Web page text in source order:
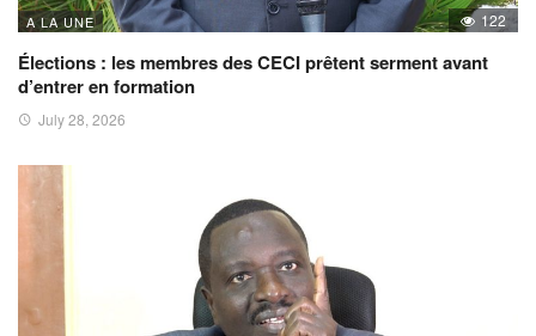
A LA UNE 122
Élections : les membres des CECI prêtent serment avant
d’entrer en formation
July 28, 2026